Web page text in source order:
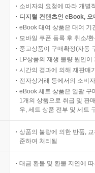
소비자의 요청에 따라 개별
디지털 컨텐츠인 eBook,
eBook 대여 상품은 대여 기
모바일 쿠폰 등록 후 취소/
중고상품이 구매확정(자동
LP상품의 재생 불량 원인
시간의 경과에 의해 재판매
전자상거래 등에서의 소비
eBook 세트 상품은 일괄 구
1개의 상품으로 취급 및 판
우, 세트 상품 전부 및 세트
상품의 불량에 의한 반품,
준하여 처리됨
대금 환불 및 환불 지연에